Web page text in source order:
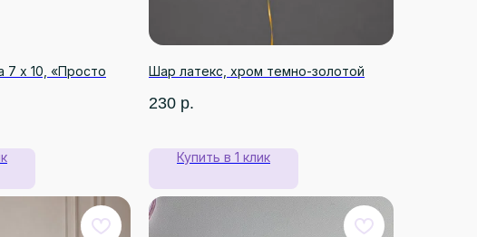
7 х 10, «Просто
Шар латекс, хром темно-золотой
230 р.
Купить в 1 клик